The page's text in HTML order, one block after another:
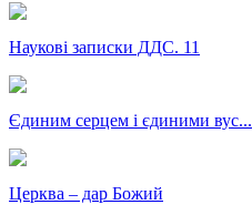
Наукові записки ДДС. 11
Єдиним серцем і єдиними вус...
Церква – дар Божий